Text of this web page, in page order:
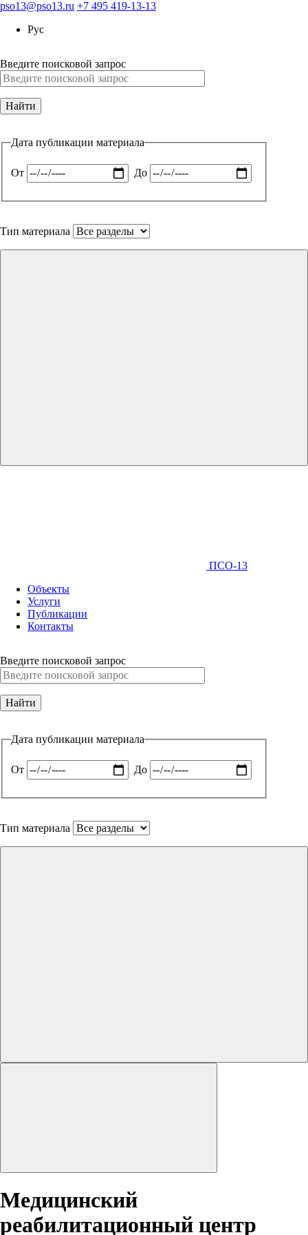
pso13@pso13.ru +7 495 419-13-13
Рус
Введите поисковой запрос
Дата публикации материала
От До
Тип материала
ПСО-13
Объекты
Услуги
Публикации
Контакты
Введите поисковой запрос
Дата публикации материала
От До
Тип материала
Медицинский
реабилитационный центр